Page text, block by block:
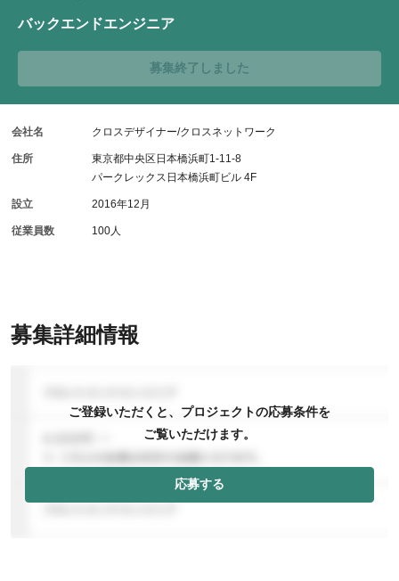
募集詳細情報
ご登録いただくと、プロジェクトの応募条件を
ご覧いただけます。
応募する
バックエンドエンジニア
募集終了しました
会社名 クロスデザイナー/クロスネットワーク
住所
東京都中央区日本橋浜町1-11-8
パークレックス日本橋浜町ビル 4F
設立 2016年12月
従業員数 100人